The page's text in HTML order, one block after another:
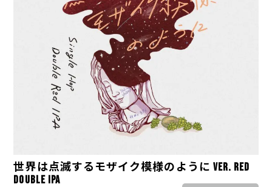
世界は点滅するモザイク模様のように ver. Red
Double IPA